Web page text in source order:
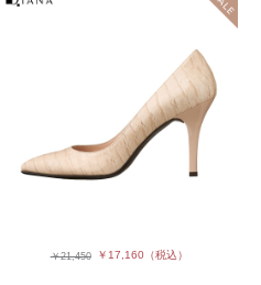
￥21,450 ￥17,160（税込）